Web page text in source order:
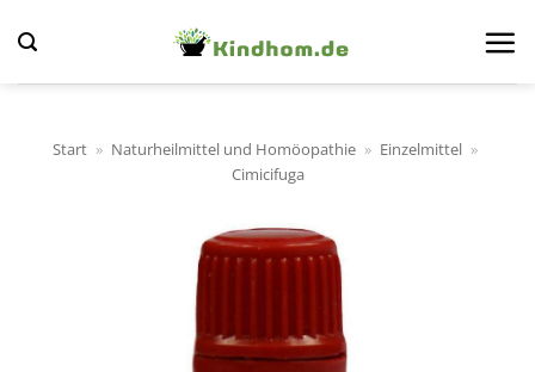
Inhalt
springen
Start » Naturheilmittel und Homöopathie » Einzelmittel »
Cimicifuga